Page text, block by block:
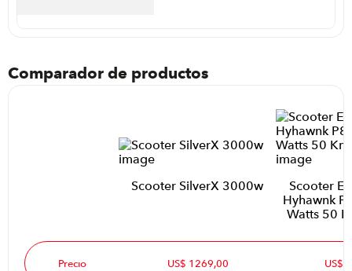
Comparador de productos
Scooter SilverX 3000w
Scooter
Hyhawnk
Watts 50
Precio US$ 1269,00 US$